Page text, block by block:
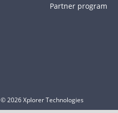
Partner program
© 2026 Xplorer Technologies